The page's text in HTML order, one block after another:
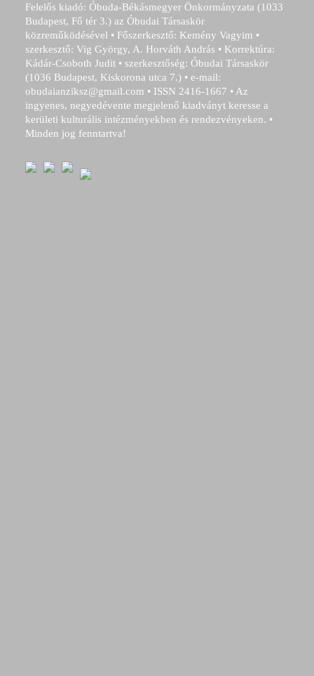
Felelős kiadó: Óbuda-Békásmegyer Önkormányzata (1033
Budapest, Fő tér 3.) az Óbudai Társaskör
közreműködésével • Főszerkesztő: Kemény Vagyim •
szerkesztő: Vig György, A. Horváth András • Korrektúra:
Kádár-Csoboth Judit • szerkesztőség: Óbudai Társaskör
(1036 Budapest, Kiskorona utca 7.) • e-mail:
obudaianziksz@gmail.com • ISSN 2416-1667 • Az
ingyenes, negyedévente megjelenő kiadványt keresse a
kerületi kulturális intézményekben és rendezvényeken. •
Minden jog fenntartva!